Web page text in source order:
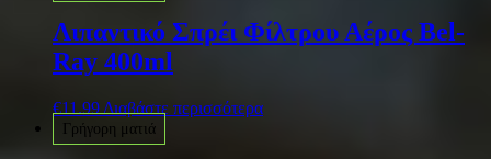
Λιπαντικό Σπρέι Φίλτρου Αέρος Bel-
Ray 400ml
€11.99 Διαβάστε περισσότερα
Γρήγορη ματιά